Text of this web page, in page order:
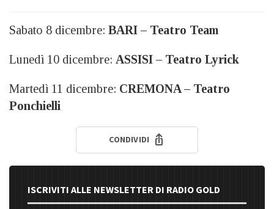
Sabato 8 dicembre: BARI – Teatro Team
Lunedì 10 dicembre: ASSISI – Teatro Lyrick
Martedì 11 dicembre: CREMONA – Teatro
Ponchielli
CONDIVIDI
ISCRIVITI ALLE NEWSLETTER DI RADIO GOLD